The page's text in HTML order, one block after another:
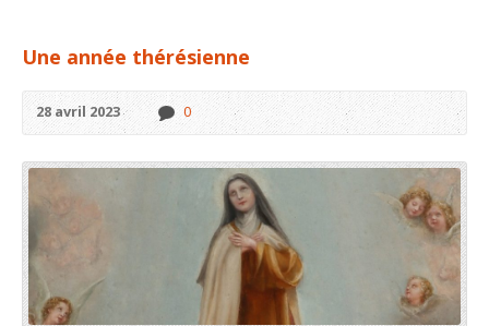
Une année thérésienne
28 avril 2023 0